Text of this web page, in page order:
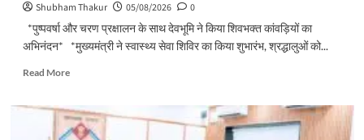
Shubham Thakur 05/08/2026
0
*पुष्पवर्षा और चरण प्रक्षालन के साथ देवभूमि ने किया शिवभक्त कांवड़ियों का
अभिनंदन* *मुख्यमंत्री ने स्वास्थ्य सेवा शिविर का किया शुभारंभ, श्रद्धालुओं को...
Read MoreRead
पुष्पवर्षा
और